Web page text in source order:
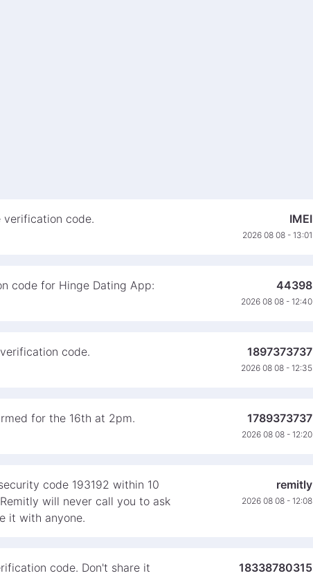
verification code. IMEI
2026 08 08 - 13:01
code for Hinge Dating App:
44398
2026 08 08 - 12:40
code. 1897373737
2026 08 08 - 12:35
for the 16th at 2pm. 1789373737
2026 08 08 - 12:20
code 193192 within 10
will never call you to ask
it with anyone.
remitly
2026 08 08 - 12:08
code. Don't share it
18338780315